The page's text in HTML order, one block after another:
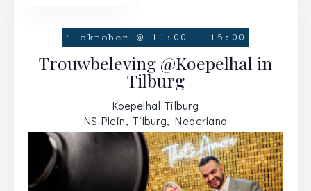
4 oktober @ 11:00 - 15:00
Trouwbeleving @Koepelhal in
Tilburg
Koepelhal Tilburg
NS-Plein, Tilburg, Nederland